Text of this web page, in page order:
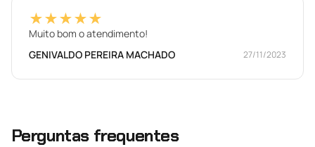
★★★★★
Muito bom o atendimento!
GENIVALDO PEREIRA MACHADO
27/11/2023
Perguntas frequentes